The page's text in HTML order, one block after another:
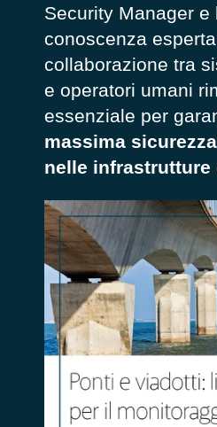
Security Manager e
conoscenza
collaborazione tra
e operatori umani
essenziale per
massima
nelle infrastrutture